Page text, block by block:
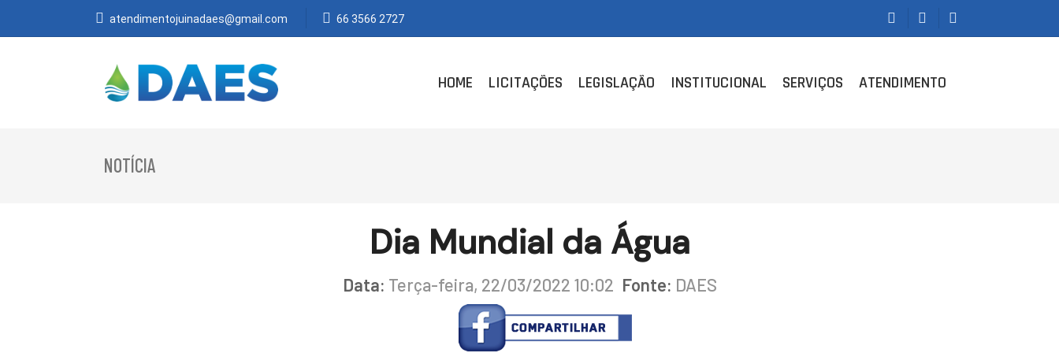
atendimentojuinadaes@gmail.com 66 3566 2727
HOME LICITAÇÕES LEGISLAÇÃO INSTITUCIONAL SERVIÇOS ATENDIMENTO
NOTÍCIA
Dia Mundial da Água
Data: Terça-feira, 22/03/2022 10:02 Fonte: DAES